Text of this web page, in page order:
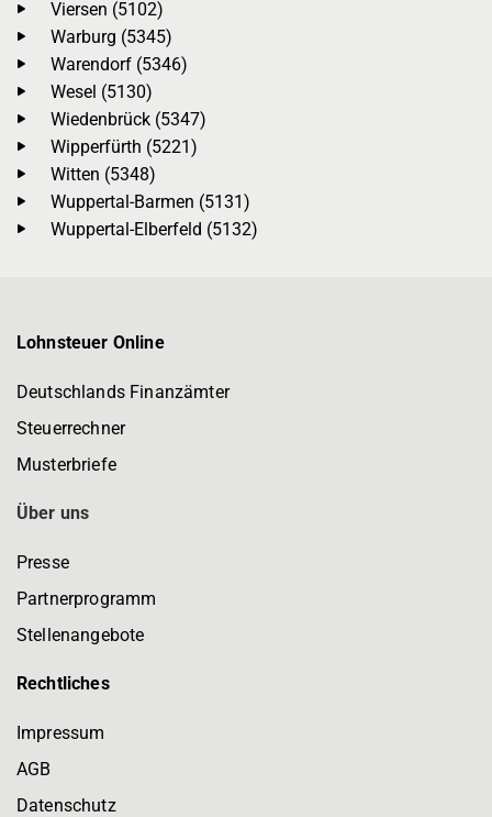
Viersen (5102)
Warburg (5345)
Warendorf (5346)
Wesel (5130)
Wiedenbrück (5347)
Wipperfürth (5221)
Witten (5348)
Wuppertal-Barmen (5131)
Wuppertal-Elberfeld (5132)
Lohnsteuer Online
Deutschlands Finanzämter
Steuerrechner
Musterbriefe
Über uns
Presse
Partnerprogramm
Stellenangebote
Rechtliches
Impressum
AGB
Datenschutz